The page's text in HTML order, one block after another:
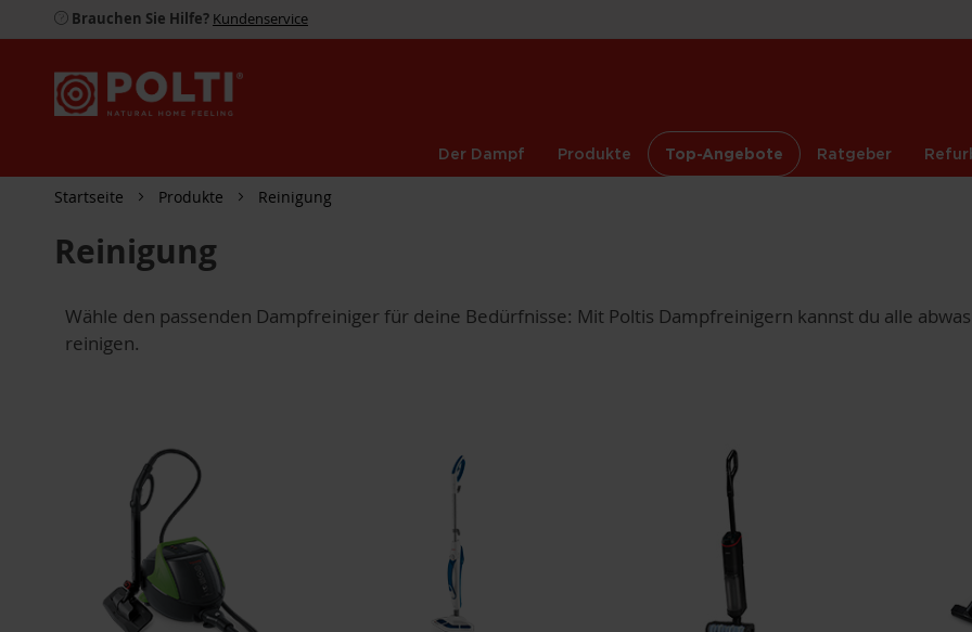
Brauchen Sie Hilfe? Kundenservice
Der Dampf Produkte Top-Angebote Ratgeber
Startseite Produkte Reinigung
Reinigung
Wähle den passenden Dampfreiniger für deine Bedürfnisse: Mit Poltis Dampfreinigern kannst du alle
reinigen.